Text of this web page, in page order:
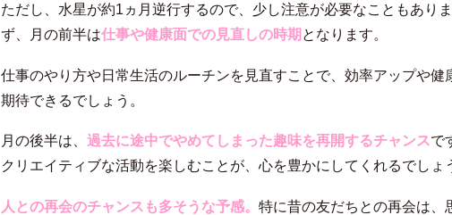
ただし、水星が約1ヵ月逆行するので、少し注意が必要なこともあり
ず、月の前半は仕事や健康面での見直しの時期 となります。
仕事のやり方や日常生活のルーチンを見直すことで、効率アップや健
期待できるでしょう。
月の後半は、 過去に途中でやめてしまった趣味を再開するチャンスで
クリエイティブな活動を楽しむことが、心を豊かにしてくれるでしょ
人との再会のチャンスも多そうな予感。 特に昔の友だちとの再会は、